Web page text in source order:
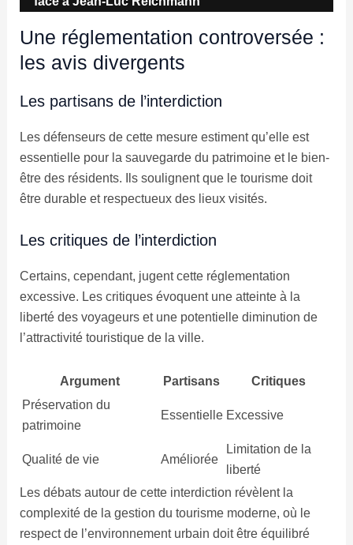
Une réglementation controversée :
les avis divergents
Les partisans de l’interdiction
Les défenseurs de cette mesure estiment qu’elle est
essentielle pour la sauvegarde du patrimoine et le bien-
être des résidents. Ils soulignent que le tourisme doit
être durable et respectueux des lieux visités.
Les critiques de l’interdiction
Certains, cependant, jugent cette réglementation
excessive. Les critiques évoquent une atteinte à la
liberté des voyageurs et une potentielle diminution de
l’attractivité touristique de la ville.
Argument Partisans
Critiques
Préservation du
patrimoine
Essentielle Excessive
Qualité de vie Améliorée
Limitation de la
liberté
Les débats autour de cette interdiction révèlent la
complexité de la gestion du tourisme moderne, où le
respect de l’environnement urbain doit être équilibré